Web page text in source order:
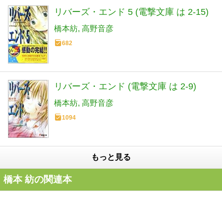
リバーズ・エンド 5 (電撃文庫 は 2-15)
橋本紡 高野音彦
682
リバーズ・エンド (電撃文庫 は 2-9)
橋本紡 高野音彦
1094
もっと見る
橋本 紡の関連本